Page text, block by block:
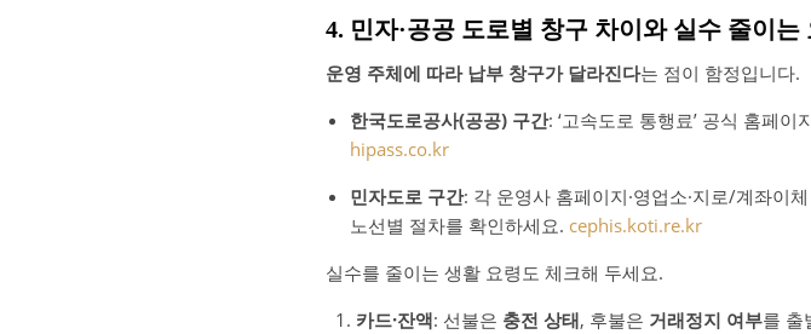
4. 민자·공공 도로별 창구 차이와 실수 줄이는
운영 주체에 따라 납부 창구가 달라진다는 점이 함정입니다.
한국도로공사(공공) 구간: ‘고속도로 통행료’ 공식 홈페이
hipass.co.kr
민자도로 구간: 각 운영사 홈페이지·영업소·지로/계좌이
노선별 절차를 확인하세요. cephis.koti.re.kr
실수를 줄이는 생활 요령도 체크해 두세요.
카드·잔액: 선불은 충전 상태, 후불은 거래정지 여부를 출